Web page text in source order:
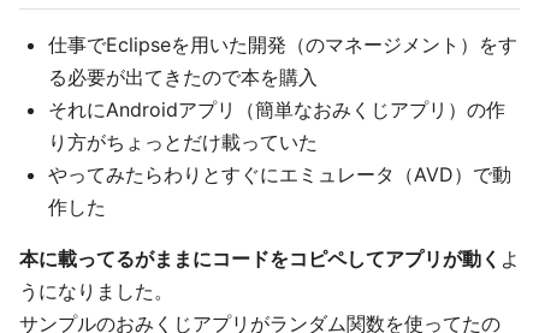
仕事でEclipseを用いた開発（のマネージメント）をす
る必要が出てきたので本を購入
それにAndroidアプリ（簡単なおみくじアプリ）の作
り方がちょっとだけ載っていた
やってみたらわりとすぐにエミュレータ（AVD）で動
作した
本に載ってるがままにコードをコピペしてアプリが動く よ
うになりました。
サンプルのおみくじアプリがランダム関数を使ってたの